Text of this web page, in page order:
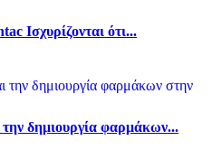
Ισχυρίζονται ότι...
δημιουργία φαρμάκων...